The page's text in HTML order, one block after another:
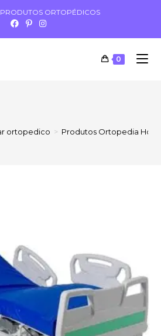
ORTOPÉDICOS
0
ortopedico > Produtos Ortopedia